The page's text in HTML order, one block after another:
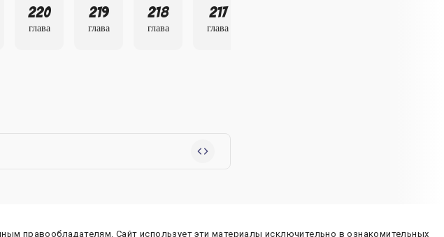
220
глава
219
глава
218
глава
217
глава
правообладателям. Сайт использует эти материалы исключительно в ознакомительных